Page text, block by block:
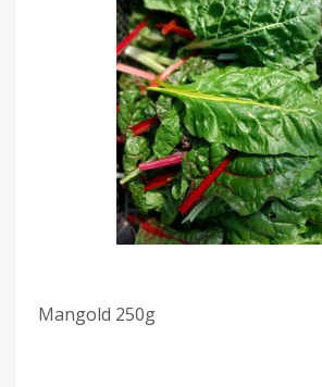
Mangold 250g